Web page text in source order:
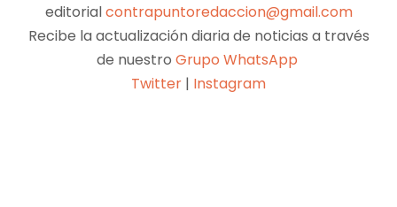
editorialcontrapuntoredaccion@gmail.com
Recibe la actualización diaria de noticias a través
de nuestro Grupo WhatsApp
Twitter | Instagram